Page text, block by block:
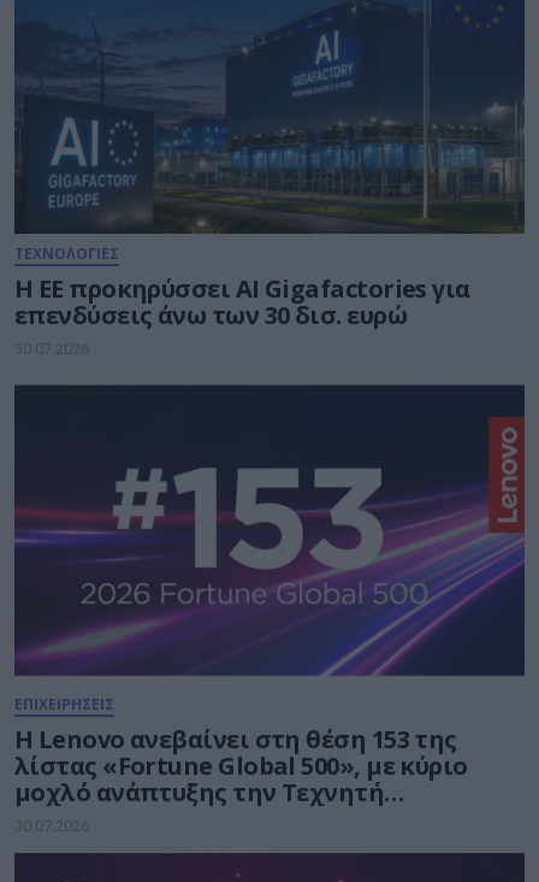
ΤΕΧΝΟΛΟΓΙΕΣ
Η ΕΕ προκηρύσσει AI Gigafactories για
επενδύσεις άνω των 30 δισ. ευρώ
30.07.2026
ΕΠΙΧΕΙΡΗΣΕΙΣ
Η Lenovo ανεβαίνει στη θέση 153 της
λίστας «Fortune Global 500», με κύριο
μοχλό ανάπτυξης την Τεχνητή
Νοημοσύνη
30.07.2026